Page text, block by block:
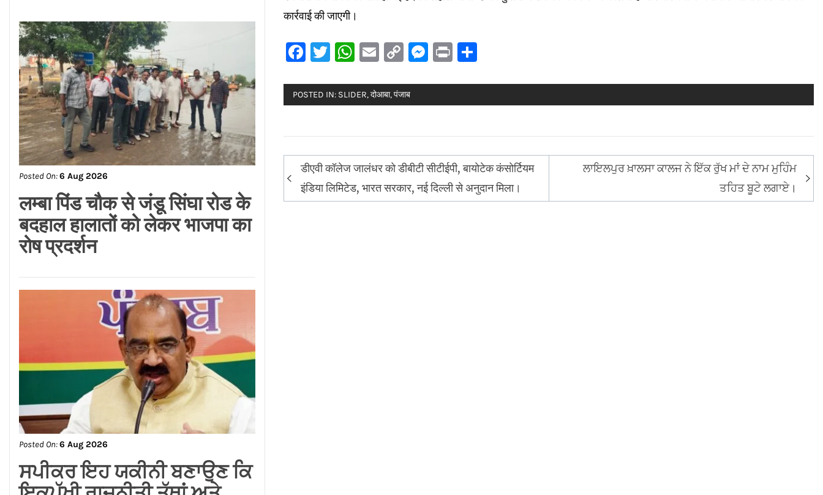
कार्रवाई की जाएगी।
Facebook
Twitter
WhatsApp
Email
CopyMessenger
Print
POSTED IN: SLIDER,दोआबा,पंजाब
Post
navigation
डीएवी कॉलेज जालंधर को डीबीटी सीटीईपी, बायोटेक कंसोर्टियम
इंडिया लिमिटेड, भारत सरकार, नई दिल्ली से अनुदान मिला।
ਲਾਇਲਪੁਰ ਖ਼ਾਲਸਾ ਕਾਲਜ ਨੇ ਇੱਕ ਰੁੱਖ ਮਾਂ ਦੇ ਨਾਮ ਮੁਹਿੰਮ
ਤਹਿਤ ਬੂਟੇ ਲਗਾਏ।